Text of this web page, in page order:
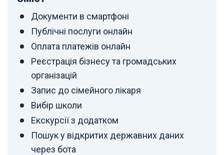
Документи в смартфоні
Публічні послуги онлайн
Оплата платежів онлайн
Реєстрація бізнесу та громадських
організацій
Запис до сімейного лікаря
Вибір школи
Екскурсії з додатком
Пошук у відкритих державних даних
через бота